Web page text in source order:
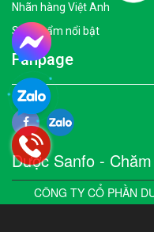
Nhãn hàng Việt Anh
Sản phẩm nổi bật
Fanpage
Dược Sanfo -
CÔNG TY CỔ PHẦN